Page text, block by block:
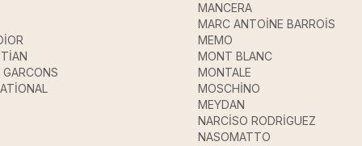
MANCERA
MARC ANTOİNE BARROİS
MEMO
MONT BLANC
MONTALE
MOSCHİNO
MEYDAN
NARCİSO RODRİGUEZ
NASOMATTO